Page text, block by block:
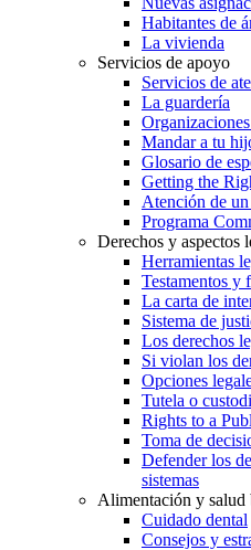
Habitantes de
La vivienda
Servicios de apoyo
Servicios de
La guardería
Mandar a tu
Glosario de
Getting the
Atención de
Programa
Derechos y aspectos
Herramientas
Testamentos y
La carta de
Sistema de
Los derechos
Si violan los
Opciones
Tutela o
Rights to a
Toma de
Defender los
sistemas
Alimentación y salud
Cuidado dental
Consejos y